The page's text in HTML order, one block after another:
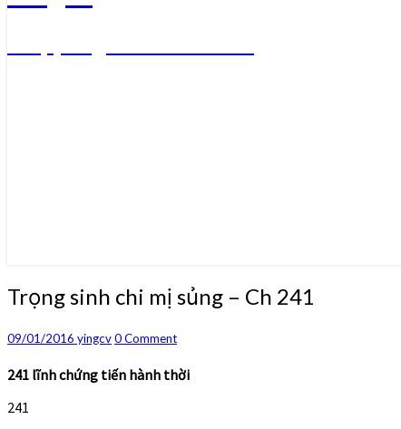
Trọng
sinh
mị
–
Ch
241
Trọng sinh chi mị sủng – Ch 241
09/01/2016 yingcvComments
0 Comment
241 lĩnh chứng tiến hành thời
241